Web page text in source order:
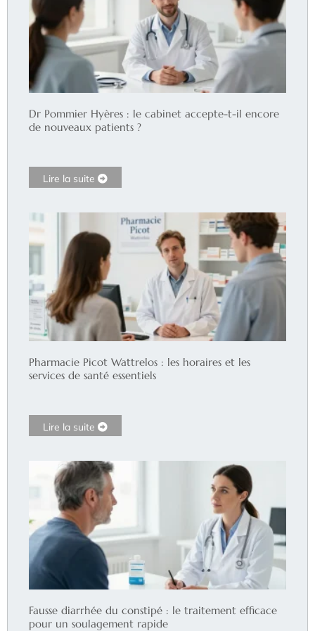
Dr Pommier Hyères : le cabinet accepte-t-il encore
de nouveaux patients ?
Lire la suite
Pharmacie Picot Wattrelos : les horaires et les
services de santé essentiels
Lire la suite
Fausse diarrhée du constipé : le traitement efficace
pour un soulagement rapide